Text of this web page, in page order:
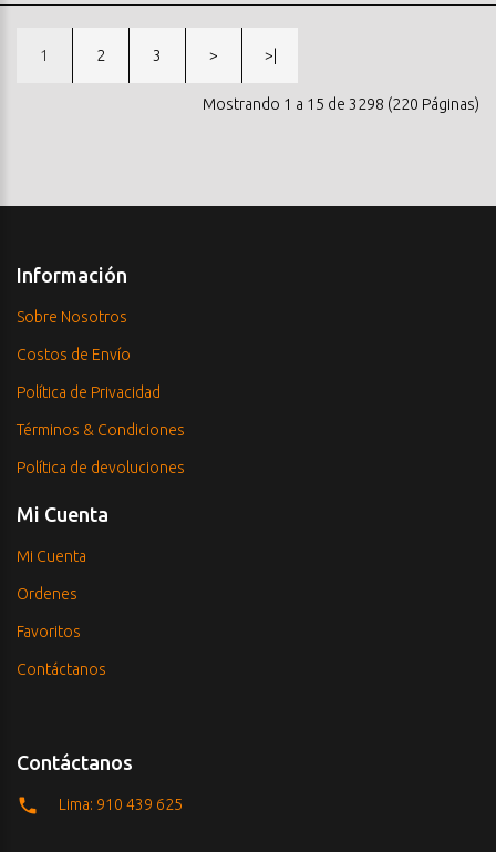
1 2 3 > >|
Mostrando 1 a 15 de 3298 (220 Páginas)
Información
Sobre Nosotros
Costos de Envío
Política de Privacidad
Términos & Condiciones
Política de devoluciones
Mi Cuenta
Mi Cuenta
Ordenes
Favoritos
Contáctanos
Contáctanos
Lima: 910 439 625